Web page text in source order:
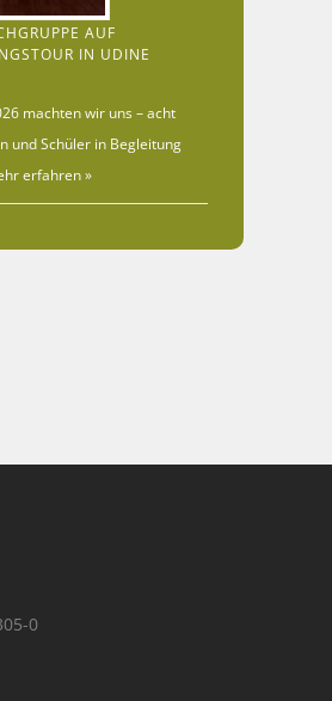
AUF
IN UDINE
machten wir uns – acht
und Schüler in Begleitung
erfahren »
0